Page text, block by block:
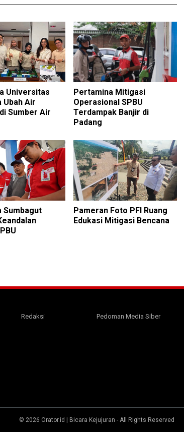
Universitas
Ubah Air
Sumber Air
Pertamina Mitigasi
Operasional SPBU
Terdampak Banjir di
Padang
Sumbagut
Pameran Foto PFI Ruang
Edukasi Mitigasi Bencana
Redaksi Pedoman Media Siber
© 2026 Orator.id | Bicara Kejujuran - All Rights Reserved